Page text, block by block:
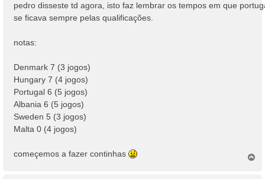
g
e
pedro disseste td agora, isto faz lembrar os tempos em que
se ficava sempre pelas qualificações.
notas:
Denmark 7 (3 jogos)
Hungary 7 (4 jogos)
Portugal 6 (5 jogos)
Albania 6 (5 jogos)
Sweden 5 (3 jogos)
Malta 0 (4 jogos)
começemos a fazer continhas